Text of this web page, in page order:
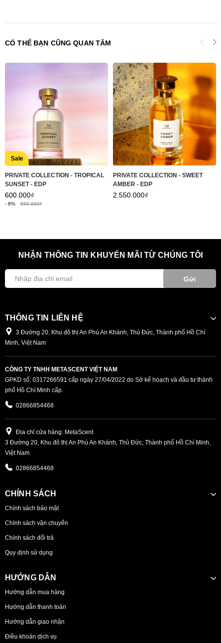
CÓ THỂ BẠN CŨNG QUAN TÂM
Sale
PRIVATE COLLECTION - TROPICAL
SUNSET - EDP
600.000₫
- 8% 650.000₫
PRIVATE COLLECTION - SWEET
AMBER - EDP
2.550.000₫
NHẬN THÔNG TIN KHUYẾN MÃI TỪ CHÚNG TÔI
Gửi
THÔNG TIN LIÊN HỆ
3 Đường 20, Khu đô thị An Phú An Khánh, Thủ Đức, Thành phố Hồ Chí
Minh, Việt Nam
CÔNG TY TNHH METASCENT VIỆT NAM
GPKD số: 0317266591 cấp ngày 27/04/2022 do Sở kế hoạch và đầu tư thành
phố Hồ Chí Minh cấp.
02866854468
Địa chỉ cửa hàng: MetaScent
3 Đường 20, Khu đô thị An Phú An Khánh, Thủ Đức, Thành phố Hồ Chí Minh,
Việt Nam
02866854468
CHÍNH SÁCH
Chính sách bảo mật
Chính sách vận chuyển
Chính sách đổi trả
Quy định sử dụng
HƯỚNG DẪN
Hướng dẫn mua hàng
Hướng dẫn thanh toán
Hướng dẫn giao nhận
Điều khoản dịch vụ